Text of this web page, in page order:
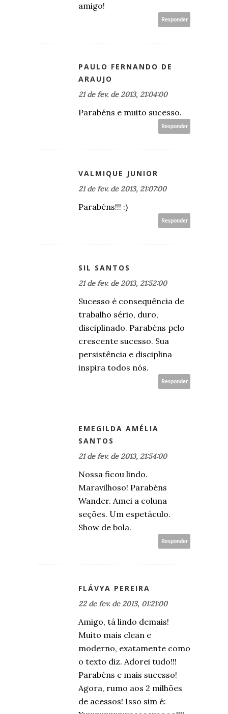
amigo!
Responder
PAULO FERNANDO DE
ARAUJO
21 de fev. de 2013, 21:04:00
Parabéns e muito sucesso.
Responder
VALMIQUE JUNIOR
21 de fev. de 2013, 21:07:00
Parabéns!!! :)
Responder
SIL SANTOS
21 de fev. de 2013, 21:52:00
Sucesso é consequência de
trabalho sério, duro,
disciplinado. Parabéns pelo
crescente sucesso. Sua
persistência e disciplina
inspira todos nós.
Responder
EMEGILDA AMÉLIA
SANTOS
21 de fev. de 2013, 21:54:00
Nossa ficou lindo.
Maravilhoso! Parabéns
Wander. Amei a coluna
seções. Um espetáculo.
Show de bola.
Responder
FLÁVYA PEREIRA
22 de fev. de 2013, 01:21:00
Amigo, tá lindo demais!
Muito mais clean e
moderno, exatamente como
o texto diz. Adorei tudo!!!
Parabéns e mais sucesso!
Agora, rumo aos 2 milhões
de acessos! Isso sim é: